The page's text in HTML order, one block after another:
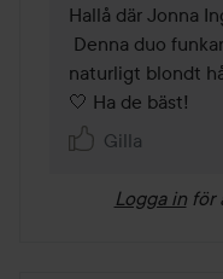
Hallå där Jonna
naturligt blondt
🤍 Ha de bäst!
Gilla
Logga in för